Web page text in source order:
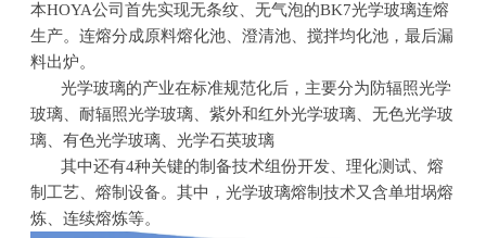
本HOYA公司首先实现无条纹、无气泡的BK7光学玻璃连熔
生产。连熔分成原料熔化池、澄清池、搅拌均化池，最后漏
料出炉。
光学玻璃的产业在标准规范化后，主要分为防辐照光学
玻璃、耐辐照光学玻璃、紫外和红外光学玻璃、无色光学玻
璃、有色光学玻璃、光学石英玻璃
其中还有4种关键的制备技术组份开发、理化测试、熔
制工艺、熔制设备。其中，光学玻璃熔制技术又含单坩埚熔
炼、连续熔炼等。